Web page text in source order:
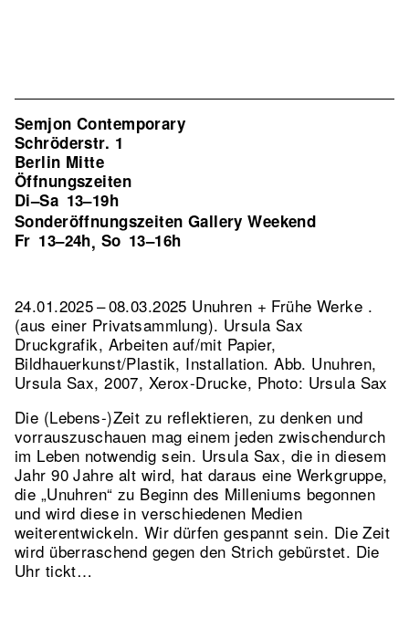
Semjon Contemporary
Schröderstr. 1
Berlin Mitte
Öffnungszeiten
Di–Sa 13–19h
Sonderöffnungszeiten Gallery Weekend
Fr 13–24h, So 13–16h
24.01.2025 – 08.03.2025 Unuhren + Frühe Werke .
(aus einer Privatsammlung). Ursula Sax
Druckgrafik, Arbeiten auf/mit Papier,
Bildhauerkunst/Plastik, Installation.Abb. Unuhren,
Ursula Sax, 2007, Xerox-Drucke, Photo: Ursula Sax
Die (Lebens-)Zeit zu reflektieren, zu denken und
vorrauszuschauen mag einem jeden zwischendurch
im Leben notwendig sein. Ursula Sax, die in diesem
Jahr 90 Jahre alt wird, hat daraus eine Werkgruppe,
die „Unuhren“ zu Beginn des Milleniums begonnen
und wird diese in verschiedenen Medien
weiterentwickeln. Wir dürfen gespannt sein. Die Zeit
wird überraschend gegen den Strich gebürstet. Die
Uhr tickt…